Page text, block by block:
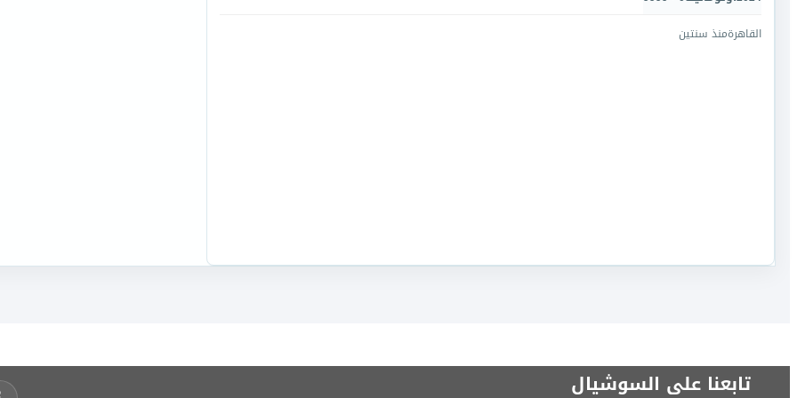
القاهرةمنذ سنتين
تابعنا على السوشيال